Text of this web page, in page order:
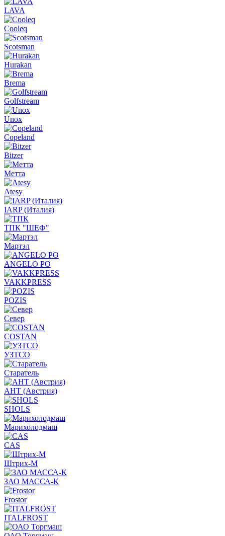
LAVA
Cooleq
Scotsman
Hurakan
Brema
Golfstream
Unox
Copeland
Bitzer
Метта
Atesy
IARP (Италия)
ТПК "ШЕФ"
Мартэл
ANGELO PO
VAKKPRESS
POZIS
Север
COSTAN
УЗТСО
Старатель
АНТ (Австрия)
SHOLS
Марихолодмаш
CAS
Штрих-М
ЗАО МАССА-К
Frostor
ITALFROST